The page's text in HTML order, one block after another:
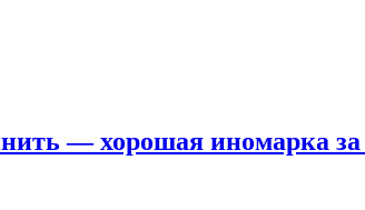
— хорошая иномарка за